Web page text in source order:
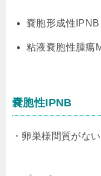
嚢胞形成性IPNB
粘液嚢胞性腫瘍
嚢胞性IPNB
・卵巣様間質がない